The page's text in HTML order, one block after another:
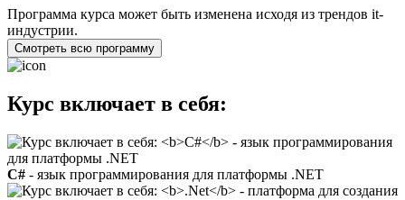
Программа курса может быть изменена исходя из трендов it-
индустрии.
Смотреть всю программу
Курс включает в себя:
C# - язык программирования для платформы .NET